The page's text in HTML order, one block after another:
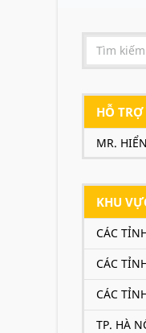
HỖ
MR.
KHU
CÁC
CÁC
CÁC
TP. HÀ